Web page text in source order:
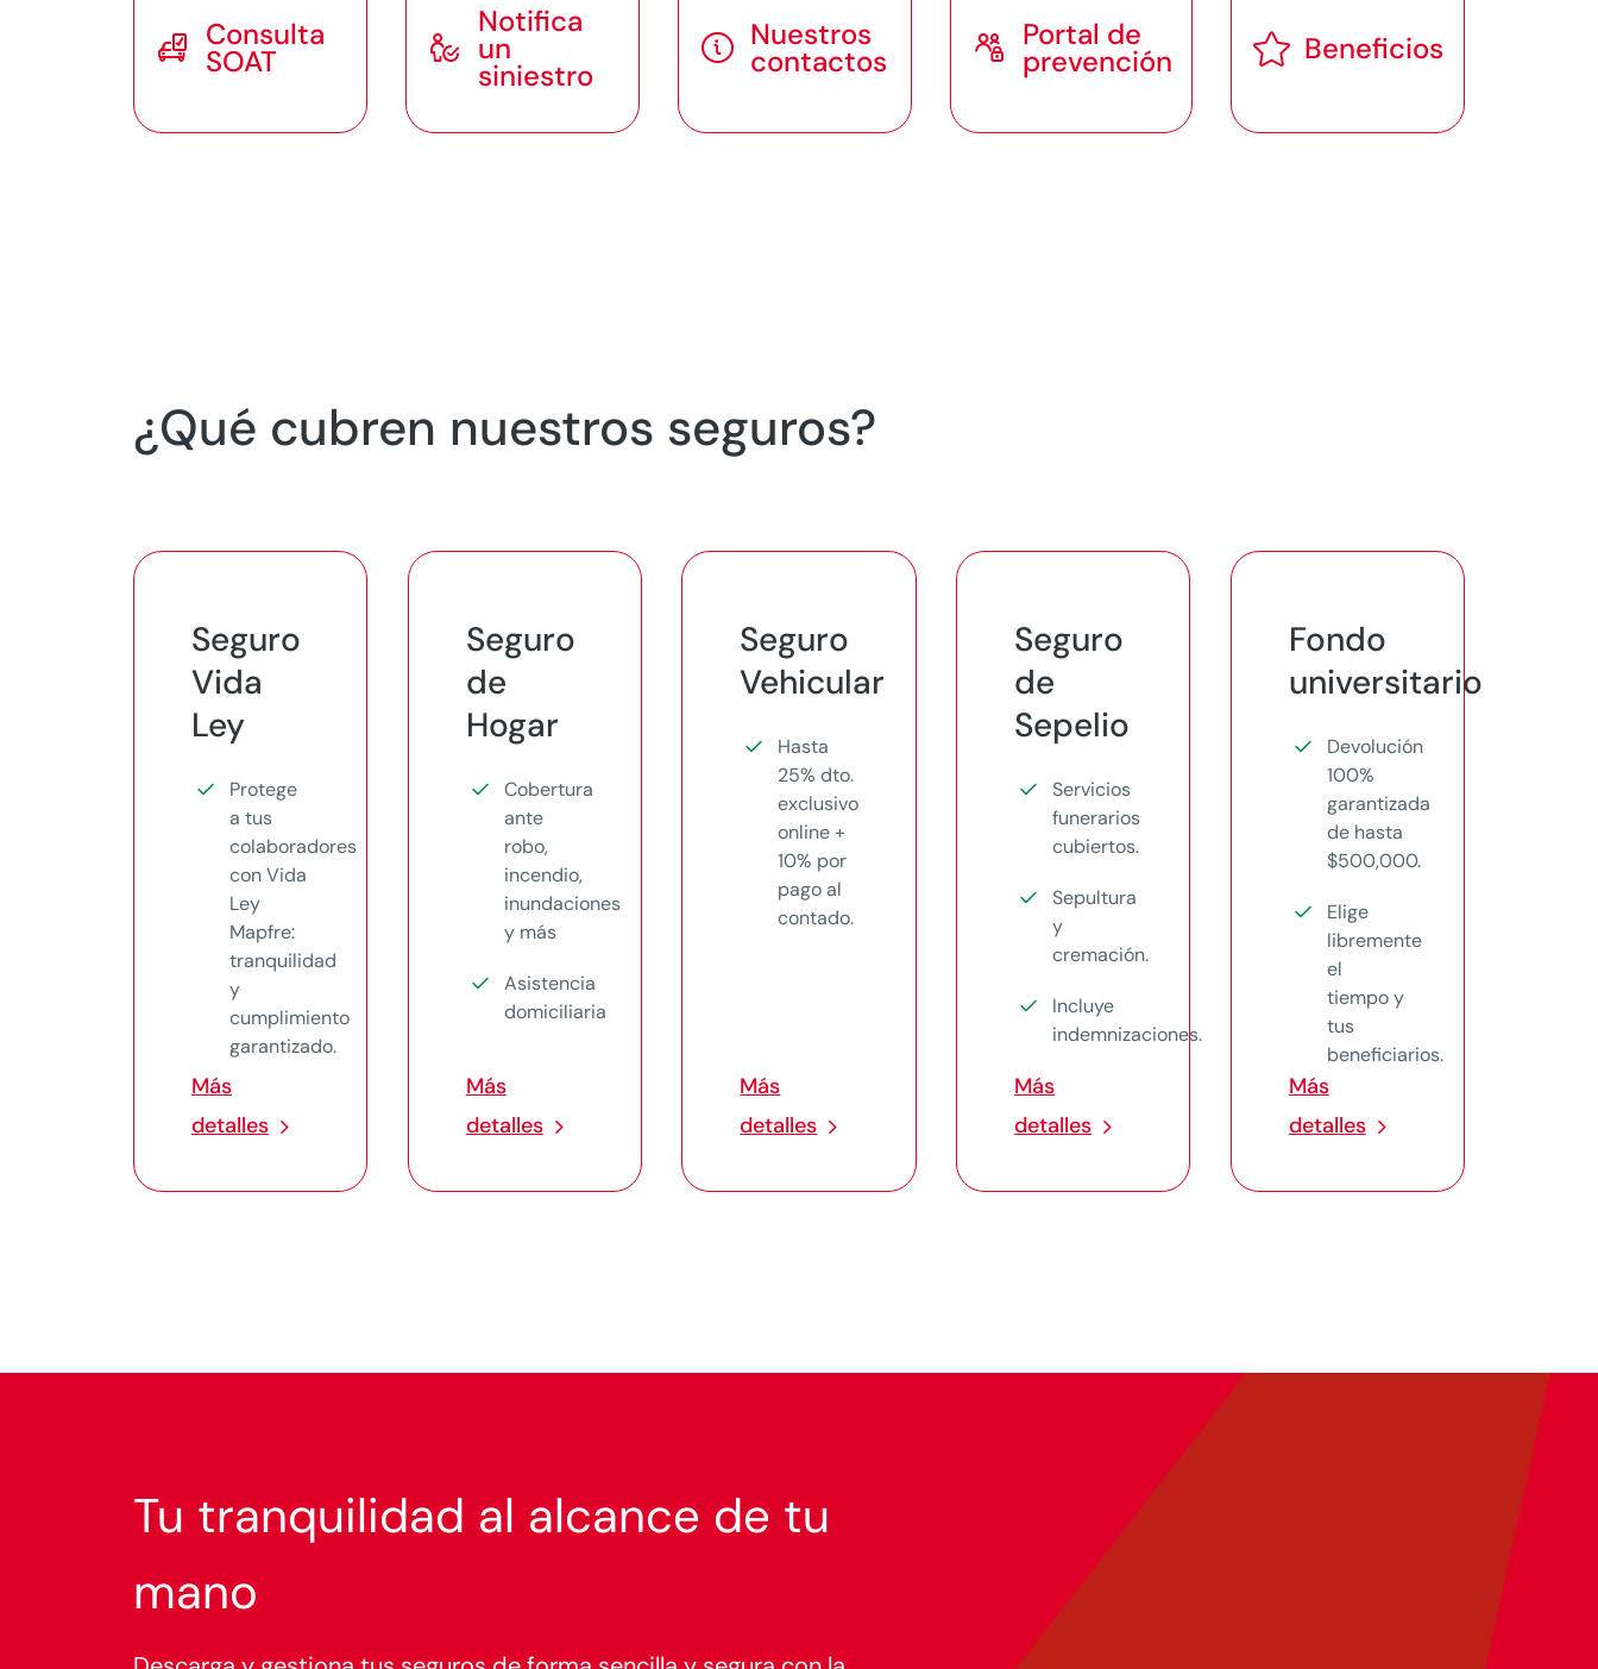
 Consulta
SOAT 
Notifica
un
siniestro
 Nuestros
contactos  Portal de
prevención  Beneficios
¿Qué cubren nuestros seguros?
Seguro
Vida
Ley
Protege
a tus
colaboradores
con Vida
Ley
Mapfre:
tranquilidad
y
cumplimiento
garantizado.
Más
detalles
Seguro
de
Hogar
Cobertura
ante
robo,
incendio,
inundaciones
y más
Asistencia
domiciliaria
Más
detalles
Seguro
Vehicular
Hasta
25% dto.
exclusivo
online +
10% por
pago al
contado.
Más
detalles
Seguro
de
Sepelio
Servicios
funerarios
cubiertos.
Sepultura
y
cremación.
Incluye
indemnizaciones.
Más
detalles
Fondo
universitario
Devolución
100%
garantizada
de hasta
$500,000.
Elige
libremente
el
tiempo y
tus
beneficiarios.
Más
detalles
Tu tranquilidad al alcance de tu
mano